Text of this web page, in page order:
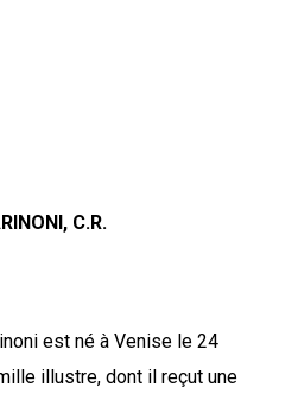
C.R.
est né à Venise le 24
illustre, dont il reçut une